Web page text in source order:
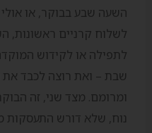
השעה שבע בבוקר, או
לשלוח קרניים ראשונות,
לתפילה או לקידוש
שבת – ואת רוצה לכבד את
ומרומם. מצד שני, זה
נוח, שלא דורש התעסקות